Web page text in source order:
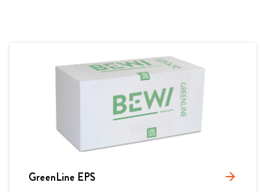
GreenLine EPS arrow_forward